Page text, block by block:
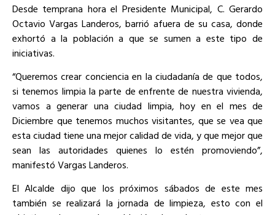
Desde temprana hora el Presidente Municipal, C. Gerardo
Octavio Vargas Landeros, barrió afuera de su casa, donde
exhortó a la población a que se sumen a este tipo de
iniciativas.
“Queremos crear conciencia en la ciudadanía de que todos,
si tenemos limpia la parte de enfrente de nuestra vivienda,
vamos a generar una ciudad limpia, hoy en el mes de
Diciembre que tenemos muchos visitantes, que se vea que
esta ciudad tiene una mejor calidad de vida, y que mejor que
sean las autoridades quienes lo estén promoviendo”,
manifestó Vargas Landeros.
El Alcalde dijo que los próximos sábados de este mes
también se realizará la jornada de limpieza, esto con el